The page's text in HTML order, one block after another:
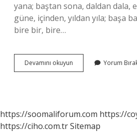
yana; baştan sona, daldan dala,
güne, içinden, yıldan yıla; başa
bire bir, bire…
Devamını okuyun
Nasıl
Yorum
https://soomaliforum.com https://
https://ciho.com.trSitemap